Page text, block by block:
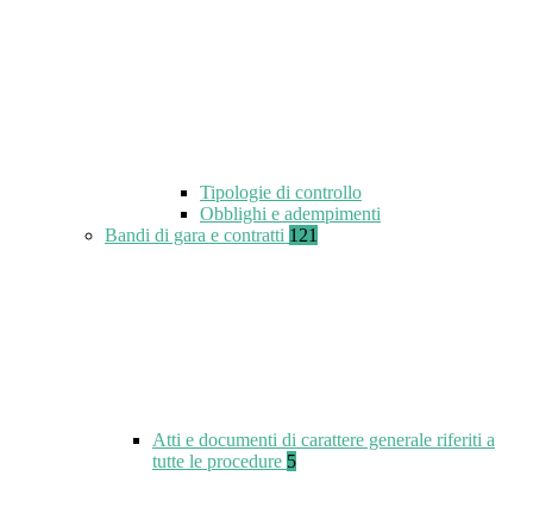
Tipologie di controllo
Obblighi e adempimenti
Bandi di gara e contratti 121
Atti e documenti di carattere generale riferiti a
tutte le procedure 5